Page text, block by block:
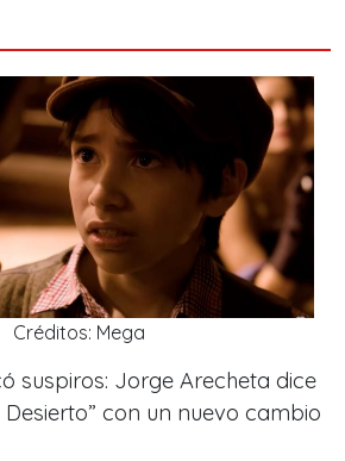
Créditos: Mega
suspiros: Jorge Arecheta dice
con un nuevo cambio